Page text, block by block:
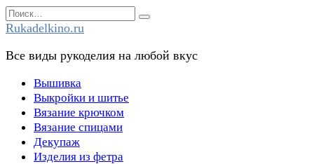
Перейти
к
Search
for:
Rukadelkino.ru
Все виды рукоделия на любой вкус
Вышивка
Выкройки и шитье
Вязание крючком
Вязание спицами
Декупаж
Изделия из фетра